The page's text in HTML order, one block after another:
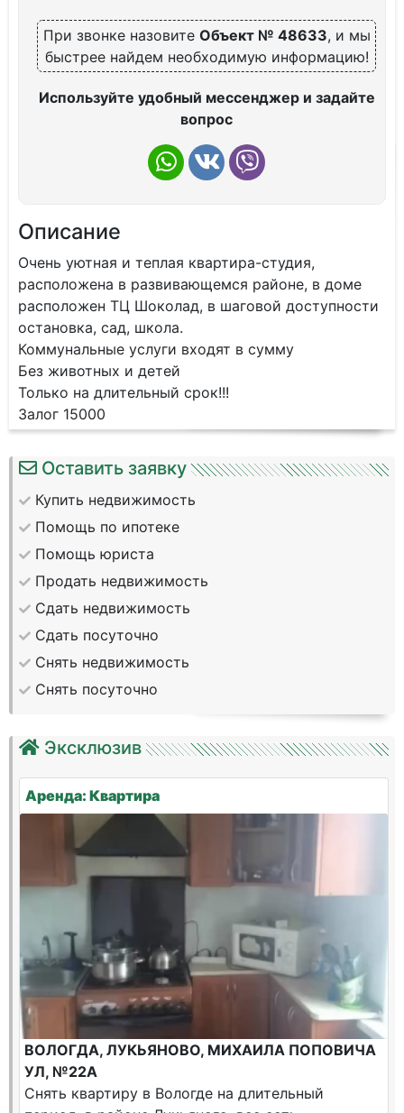
При звонке назовите Объект № 48633, и мы
быстрее найдем необходимую информацию!
Используйте удобный мессенджер и задайте
вопрос
Описание
Очень уютная и теплая квартира-студия,
расположена в развивающемся районе, в доме
расположен ТЦ Шоколад, в шаговой доступности
остановка, сад, школа.
Коммунальные услуги входят в сумму
Без животных и детей
Только на длительный срок!!!
Залог 15000
Оставить заявку
Купить недвижимость
Помощь по ипотеке
Помощь юриста
Продать недвижимость
Сдать недвижимость
Сдать посуточно
Снять недвижимость
Снять посуточно
Эксклюзив
Аренда: Квартира
ВОЛОГДА, ЛУКЬЯНОВО, МИХАИЛА ПОПОВИЧА
УЛ, №22А
Снять квартиру в Вологде на длительный